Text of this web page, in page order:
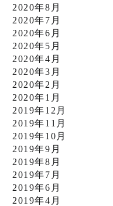
2020年8月
2020年7月
2020年6月
2020年5月
2020年4月
2020年3月
2020年2月
2020年1月
2019年12月
2019年11月
2019年10月
2019年9月
2019年8月
2019年7月
2019年6月
2019年4月